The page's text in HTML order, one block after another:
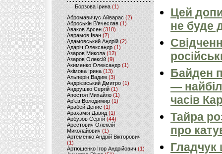
Борзова Ірина(1)
Абромавичус Айварас (2)
Аброськін В’ячеслав(1)
Аваков Арсен (318)
Аврамов Іван (7)
Адамовський Андрій(2)
Адаріч Олександр (1)
Азаров Микола (12)
Азаров Олексій (9)
Акименко Олександр(1)
Акімова Ірина(13)
Альперін Вадим (3)
Андрієвський Дмитро(1)
Андрушко Сергій(1)
Апостол Михайло(1)
Ар'єв Володимир (1)
Арабей Денис(1)
Арахамія Давид (1)
Арбузов Сергій (44)
Арестович Олексій
Миколайович(1)
Артеменко Андрій Вікторович
(1)
Артюшенко Ігор Андрійович(1)
Цей
не буде
Байден
—
часів
Тайра
про
Гладчук